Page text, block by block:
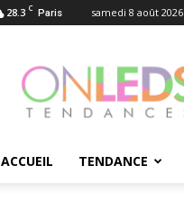
28.3 C Paris samedi 8 août 2026
monde
LED
ONLEDS
ACCUEIL TENDANCE